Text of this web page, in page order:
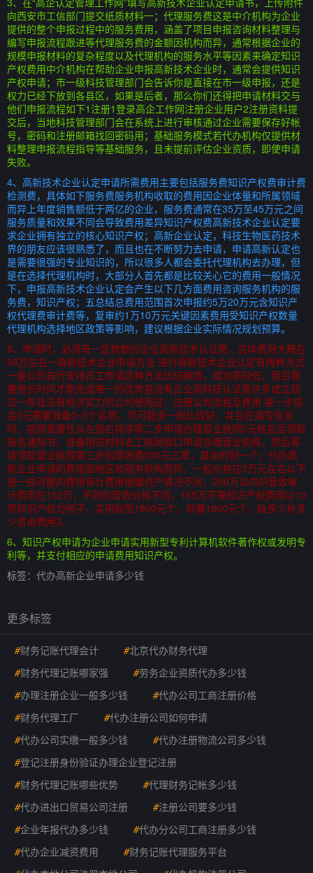
向西安市工信部门提交纸质材料一；代理服务费这是中介机构为企业
提供的整个申报过程中的服务费用，涵盖了项目申报咨询材料整理与
编写申报流程跟进等代理服务费的金额因机构而异，通常根据企业的
规模申报材料的复杂程度以及代理机构的服务水平等因素来确定知识
产权费用中介机构在帮助企业申报高新技术企业时，通常会提供知识
产权申请；市一级科技管理部门会告诉你是直接在市一级申报，还是
权力已经下放到各县区，如果是后者，那么你们还得把申请材料交与
他们申报流程如下1注册1登录高企工作网注册企业用户2注册资料提
交后，当地科技管理部门会在系统上进行审核通过企业需要保存好帐
号，密码和注册邮箱找回密码用；基础服务模式若代办机构仅提供材
料整理申报流程指导等基础服务，且未提前评估企业资质，即使申请
失败。
4、高新技术企业认定申请所需费用主要包括服务费知识产权费审计费
检测费，具体如下服务费服务机构收取的费用因企业体量和所属领域
而异上年度销售额低于两亿的企业，服务费通常在35万至45万元之间
服务质量和效果不同会导致费用差异知识产权费高新技术企业认定要
求企业拥有独立的核心知识产权；高新企业认定，科技生物医药技术
界的朋友应该很熟悉了，而且也在不断努力去申请，申请高新认定也
是需要很强的专业知识的，所以很多人都会委托代理机构去办理，但
是在选择代理机构时，大部分人首先都是比较关心它的费用一般情况
下，申报高新技术企业认定会产生以下几方面费用咨询服务机构的服
务费，知识产权；五总结总费用范围首次申报约5万20万元含知识产
权代理费审计费等，复审约1万10万元关键因素费用受知识产权数量
代理机构选择地区政策等影响，建议根据企业实际情况规划预算。
5、申请时，必须有一定数额的企业高新技术认证费，总体费用大概在
56万左右一高新技术企业申请方法 进行高新技术企业认定有两种方式
一是公司自行安排员工申请这种方法比较麻烦，成功率较低，而且需
要很长时间才能完成唯一的优势是没有企业高科技认证费许多成立超
过一年且没有经济实力的公司使用这；注册公司流程及费用 第一步核
名0元需要准备3~5个名称，尽可能多一些比较好，并且在填写信息
时，按照重要性从左到右排序第二步申请办理营业执照0元核名后领取
核名通知书，准备相应材料去工商局窗口申请办理营业执照，然后等
待领取营业执照第三步刻章收费300元三章，其余的刻一个；代办高
新企业申请的费用因地区和服务机构而异，一般价格在3万元左右以下
是一些可能的费用审计费用根据资产情况不同，200万以内的营收审
计费用在152万，不同的营收价格不同，155万不等知识产权费用以10
项知识产权为例子，实用新型1800元个，软著1800元个，缺多少补多
少咨询费用3。
6、知识产权申请为企业申请实用新型专利计算机软件著作权或发明专
利等，并支付相应的申请费用知识产权。
标签： 代办高新企业申请多少钱
更多标签
#财务记账代理会计 #北京代办财务代理
#财务代理记账哪家强 #劳务企业资质代办多少钱
#办理注册企业一般多少钱 #代办公司工商注册价格
#财务代理工厂 #代办注册公司如何申请
#代办公司实缴一般多少钱 #代办注册物流公司多少钱
#登记注册身份验证办理企业登记注册
#财务代理记账哪些优势 #代理财务记帐多少钱
#代办进出口贸易公司注册 #注册公司要多少钱
#企业年报代办多少钱 #代办分公司工商注册多少钱
#代办企业减资费用 #财务记账代理服务平台